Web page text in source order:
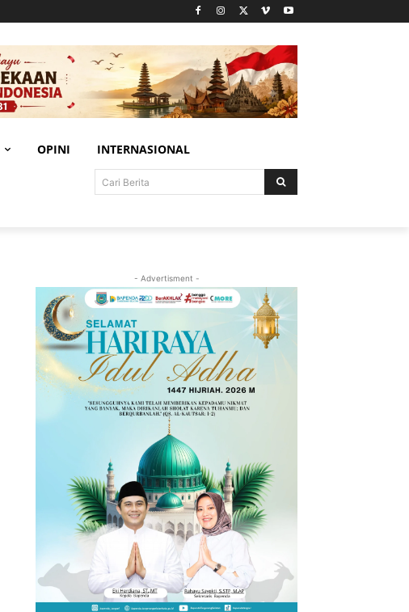
OPINI INTERNASIONAL
Cari Berita
- Advertisment -